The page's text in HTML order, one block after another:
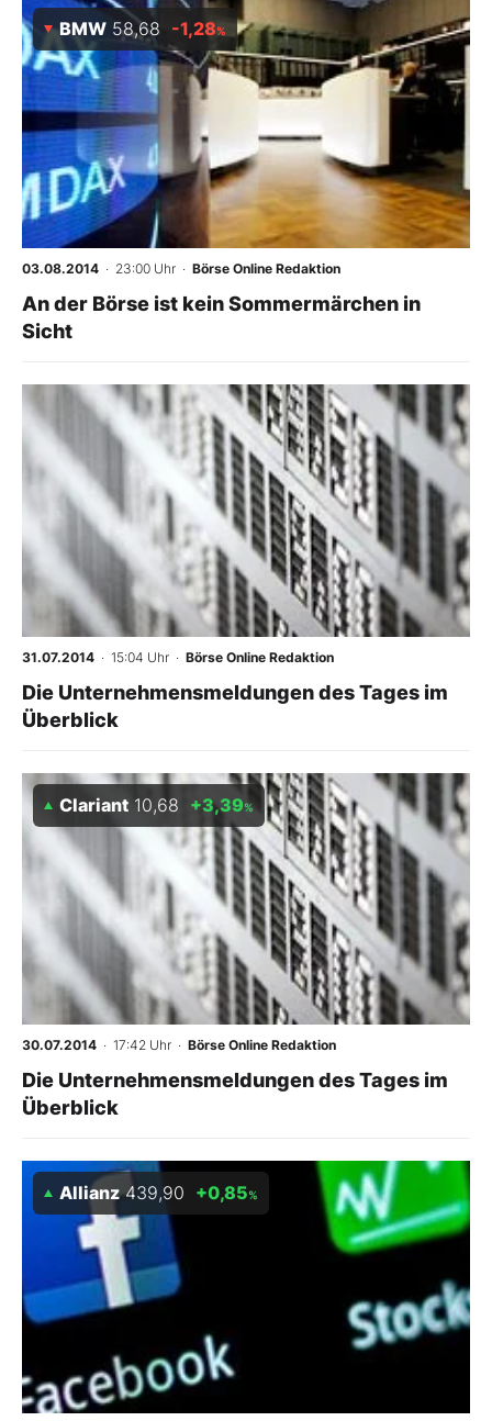
BMW 58,68 -1,28%
03.08.2014 · 23:00 Uhr · Börse Online Redaktion
An der Börse ist kein Sommermärchen in
Sicht
31.07.2014 · 15:04 Uhr · Börse Online Redaktion
Die Unternehmensmeldungen des Tages im
Überblick
Clariant 10,68 +3,39%
30.07.2014 · 17:42 Uhr · Börse Online Redaktion
Die Unternehmensmeldungen des Tages im
Überblick
Allianz 439,90 +0,85%